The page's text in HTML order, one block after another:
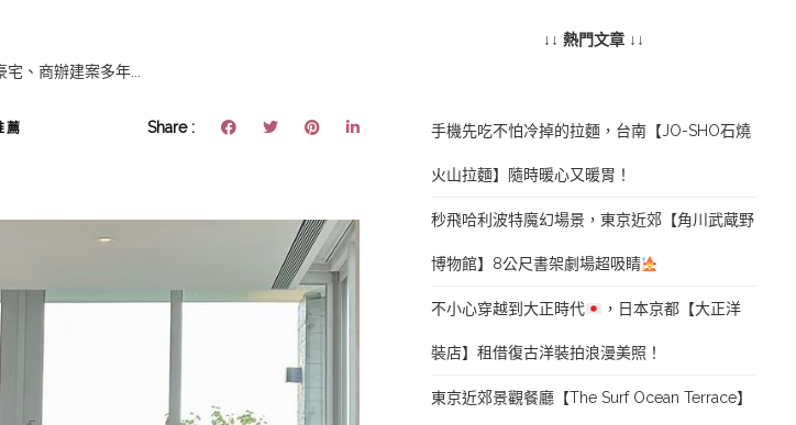
宅、商辦建案多年...
薦 Share :
↓↓ 熱門文章 ↓↓
手機先吃不怕冷掉的拉麵，台南【JO-SHO石燒
火山拉麵】隨時暖心又暖胃！
秒飛哈利波特魔幻場景，東京近郊【角川武蔵野
博物館】8公尺書架劇場超吸睛
不小心穿越到大正時代 ，日本京都【大正洋
裝店】租借復古洋裝拍浪漫美照！
東京近郊景觀餐廳【The Surf Ocean Terrace】